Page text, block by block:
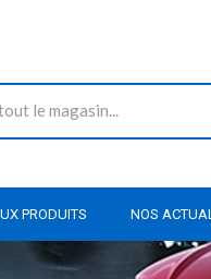
PRODUITS NOS